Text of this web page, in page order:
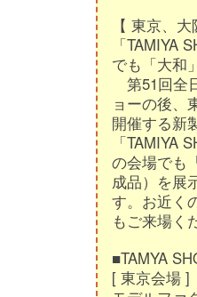
【 東京、
「TAMIYA
でも「大和
第51回全
ョーの後、
開催する新
「TAMIYA
の会場でも
成品）を展
す。お近く
もご来場く
■TAMYA
[ 東京会場